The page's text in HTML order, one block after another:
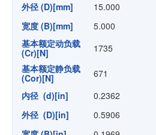
外径 (D)[mm]
15.000
宽度 (B)[mm]
5.000
基本额定动负载
(Cr)[N]
1735
基本额定静负载
(Cor)[N]
671
内径 (d)[in]
0.2362
外径 (D)[in]
0.5906